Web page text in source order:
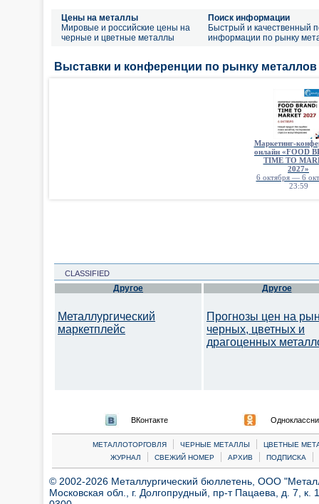
Цены на металлы
Мировые и российские цены на
черные и цветные металлы
Поиск информации
Быстрый и качественный
информации по рынку
Выставки и конференции по рынку
Маркетинг-
онлайн «FOOD
TIME TO
2027»
6 октября — 6
23:59
CLASSIFIED
Другое
Металлургический
маркетплейс
Другое
Прогнозы цен на
черных, цветных и
драгоценных
ВКонтакте
МЕТАЛЛОТОРГОВЛЯ | ЧЕРНЫЕ МЕТАЛЛЫ |
ЦВЕТНЫЕ
ЖУРНАЛ
| СВЕЖИЙ НОМЕР | АРХИВ | ПОДПИСКА |
© 2002-2026 Металлургический бюллетень, ООО
Московская обл., г. Долгопрудный, пр-т Пацаева, д. 7,